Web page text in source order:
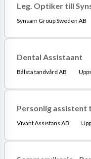
Leg. Optiker till
Synsam Group Sweden AB
Dental Assistaant
Bålsta tandvård AB
Personlig assistent
Vivant Assistans AB